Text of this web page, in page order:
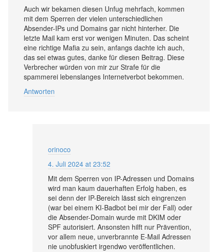
Auch wir bekamen diesen Unfug mehrfach, kommen
mit dem Sperren der vielen unterschiedlichen
Absender-IPs und Domains gar nicht hinterher. Die
letzte Mail kam erst vor wenigen Minuten. Das scheint
eine richtige Mafia zu sein, anfangs dachte ich auch,
das sei etwas gutes, danke für diesen Beitrag. Diese
Verbrecher würden von mir zur Strafe für die
spammerei lebenslanges Internetverbot bekommen.
Antworten
orinoco
4. Juli 2024 at 23:52
Mit dem Sperren von IP-Adressen und Domains
wird man kaum dauerhaften Erfolg haben, es
sei denn der IP-Bereich lässt sich eingrenzen
(war bei einem KI-Badbot bei mir der Fall) oder
die Absender-Domain wurde mit DKIM oder
SPF autorisiert. Ansonsten hilft nur Prävention,
vor allem neue, unverbrannte E-Mail Adressen
nie unobfuskiert irgendwo veröffentlichen.